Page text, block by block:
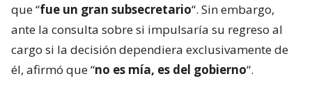
que “fue un gran subsecretario“. Sin embargo,
ante la consulta sobre si impulsaría su regreso al
cargo si la decisión dependiera exclusivamente de
él, afirmó que “no es mía, es del gobierno“.